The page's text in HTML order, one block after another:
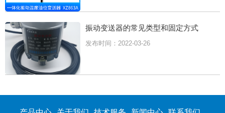
振动变送器的常见类型和固定方式
发布时间：2022-03-26